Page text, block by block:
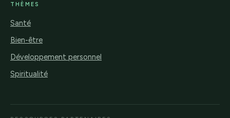
THÈMES
Santé
Bien-être
Développement personnel
Spiritualité